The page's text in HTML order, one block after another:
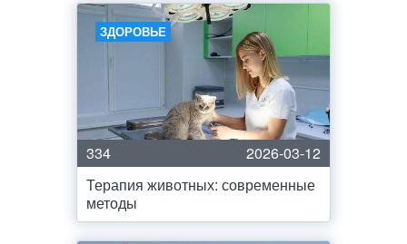
ЗДОРОВЬЕ
334
2026-03-12
Терапия животных: современные
методы